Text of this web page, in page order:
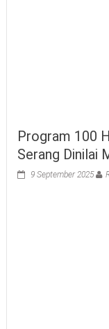
Program 100
Serang Dinilai
9 September 2025